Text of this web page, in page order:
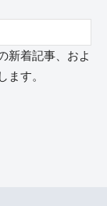
新着記事、およ
す。